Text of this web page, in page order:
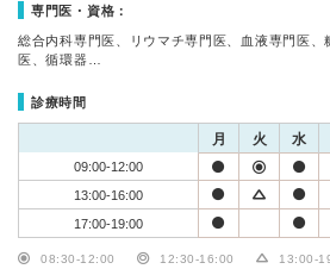
専門医・資格：
総合内科専門医、リウマチ専門医、血液専門医、
医、循環器…
診療時間
月 火 水
09:00-12:00
13:00-16:00
17:00-19:00
08:30-12:00 12:30-16:00 13:00-